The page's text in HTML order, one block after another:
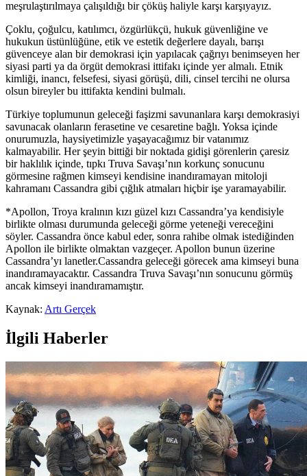
meşrulaştırılmaya çalışıldığı bir çöküş haliyle karşı karşıyayız.
Çoklu, çoğulcu, katılımcı, özgürlükçü, hukuk güvenliğine ve
hukukun üstünlüğüne, etik ve estetik değerlere dayalı, barışı
güvenceye alan bir demokrasi için yapılacak çağrıyı benimseyen her
siyasi parti ya da örgüt demokrasi ittifakı içinde yer almalı. Etnik
kimliği, inancı, felsefesi, siyasi görüşü, dili, cinsel tercihi ne olursa
olsun bireyler bu ittifakta kendini bulmalı.
Türkiye toplumunun geleceği faşizmi savunanlara karşı demokrasiyi
savunacak olanların ferasetine ve cesaretine bağlı. Yoksa içinde
onurumuzla, haysiyetimizle yaşayacağımız bir vatanımız
kalmayabilir. Her şeyin bittiği bir noktada gidişi görenlerin çaresiz
bir haklılık içinde, tıpkı Truva Savaşı’nın korkunç sonucunu
görmesine rağmen kimseyi kendisine inandıramayan mitoloji
kahramanı Cassandra gibi çığlık atmaları hiçbir işe yaramayabilir.
*Apollon, Troya kralının kızı güzel kızı Cassandra’ya kendisiyle
birlikte olması durumunda geleceği görme yeteneği vereceğini
söyler. Cassandra önce kabul eder, sonra rahibe olmak istediğinden
Apollon ile birlikte olmaktan vazgeçer. Apollon bunun üzerine
Cassandra’yı lanetler.Cassandra geleceği görecek ama kimseyi buna
inandıramayacaktır. Cassandra Truva Savaşı’nın sonucunu görmüş
ancak kimseyi inandıramamıştır.
Kaynak: Artı Gerçek
İlgili Haberler